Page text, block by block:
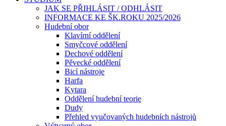
JAK SE PŘIHLÁSIT / ODHLÁSIT
INFORMACE KE ŠK.ROKU 2025/2026
Hudební obor
Klavírní oddělení
Smyčcové oddělení
Dechové oddělení
Pěvecké oddělení
Bicí nástroje
Harfa
Kytara
Oddělení hudební teorie
Dudy
Přehled vyučovaných hudebních nástrojů